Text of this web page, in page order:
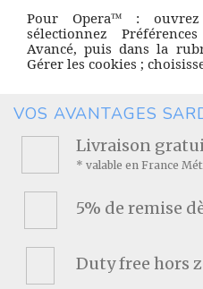
Pour Opera™ :
sélectionnez
Avancé, puis dans la
Gérer les cookies ;
VOS AVANTAGES
Livraison
* valable en France
5% de remise
Duty free hors